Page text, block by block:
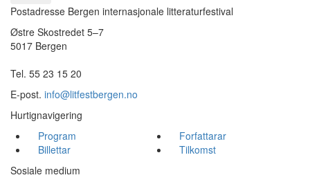
Postadresse Bergen internasjonale litteraturfestival
Østre Skostredet 5–7
5017 Bergen
Tel. 55 23 15 20
E-post. info@litfestbergen.no
Hurtignavigering
Program
Forfattarar
Billettar
Tilkomst
Sosiale medium